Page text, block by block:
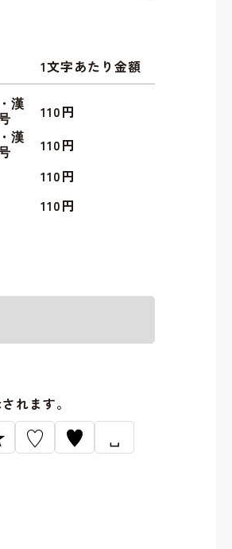
1文字あたり金額
漢
110円
漢
110円
110円
110円
れます。
♡ ♥ ␣